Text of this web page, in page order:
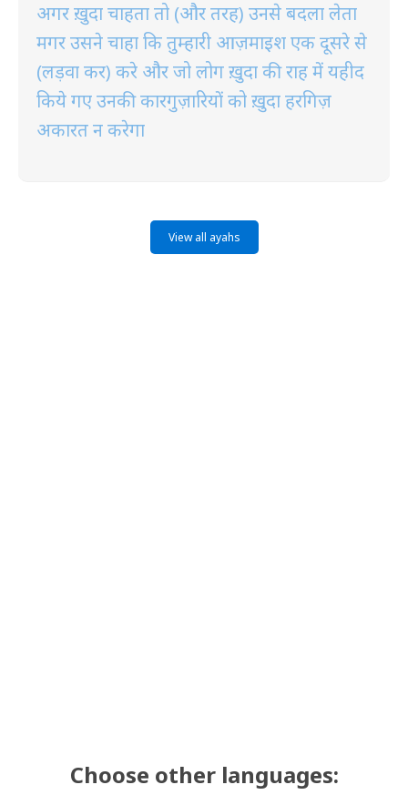
अगर ख़ुदा चाहता तो (और तरह) उनसे बदला लेता
मगर उसने चाहा कि तुम्हारी आज़माइश एक दूसरे से
(लड़वा कर) करे और जो लोग ख़ुदा की राह में यहीद
किये गए उनकी कारगुज़ारियों को ख़ुदा हरगिज़
अकारत न करेगा
View all ayahs
Choose other languages: